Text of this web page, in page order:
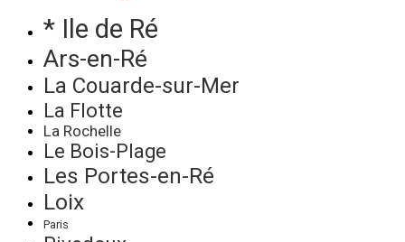
* Ile de Ré
Ars-en-Ré
La Couarde-sur-Mer
La Flotte
La Rochelle
Le Bois-Plage
Les Portes-en-Ré
Loix
Paris